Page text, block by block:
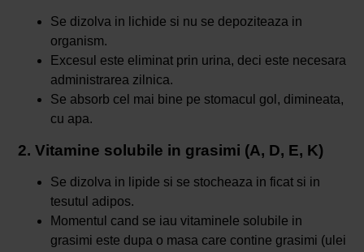
Se dizolva in lichide si nu se depoziteaza in
organism.
Excesul este eliminat prin urina, deci este necesara
administrarea zilnica.
Se absorb cel mai bine pe stomacul gol, dimineata,
cu apa.
2. Vitamine solubile in grasimi (A, D, E, K)
Se dizolva in lipide si se stocheaza in ficat si in
tesutul adipos.
Momentul cand se iau vitaminele solubile in
grasimi este dupa o masa care contine grasimi (ulei